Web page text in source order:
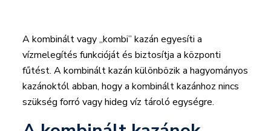
A kombinált vagy „kombi” kazán egyesíti a
vízmelegítés funkcióját és biztosítja a központi
fűtést. A kombinált kazán különbözik a hagyományos
kazánoktól abban, hogy a kombinált kazánhoz nincs
szükség forró vagy hideg víz tároló egységre.